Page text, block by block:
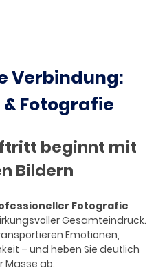
Verbindung:
Fotografie
beginnt mit
Bildern
Fotografie
Gesamteindruck.
Emotionen,
– und heben Sie deutlich
Masse ab.